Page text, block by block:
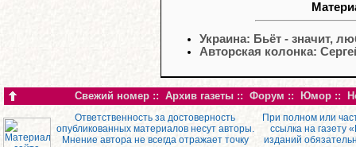
Украина: Бьёт - значит,
Авторская колонка:
Свежий номер :: Архив газеты :: Форум :: Юмор ::
Ответственность за достоверность
опубликованных материалов несут авторы.
Мнение автора не всегда отражает точку
При полном или
ссылка на газету
изданий